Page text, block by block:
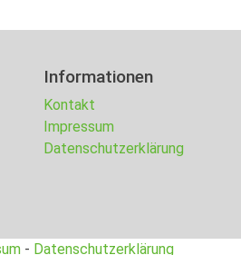
Informationen
Kontakt
Impressum
Datenschutzerklärung
- Datenschutzerklärung